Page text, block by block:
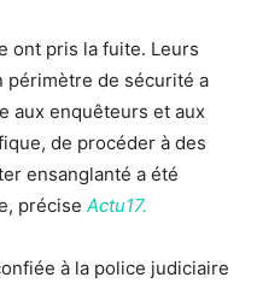
ont pris la fuite. Leurs
périmètre de sécurité a
aux enquêteurs et aux
de procéder à des
ensanglanté a été
précise Actu17.
à la police judiciaire